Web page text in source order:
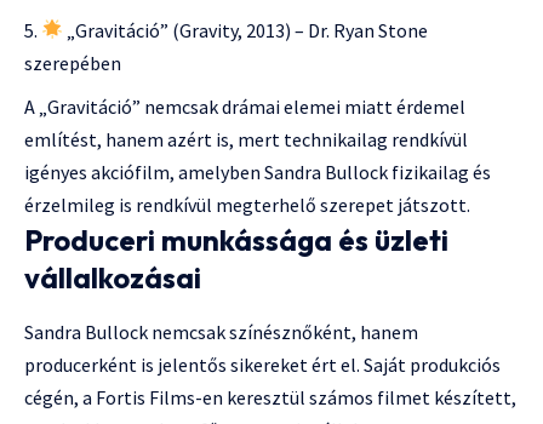
„Gravitáció” (Gravity, 2013) – Dr. Ryan Stone
szerepében
A „Gravitáció” nemcsak drámai elemei miatt érdemel
említést, hanem azért is, mert technikailag rendkívül
igényes akciófilm, amelyben Sandra Bullock fizikailag és
érzelmileg is rendkívül megterhelő szerepet játszott.
Produceri munkássága és üzleti
vállalkozásai
Sandra Bullock nemcsak színésznőként, hanem
producerként is jelentős sikereket ért el. Saját produkciós
cégén, a Fortis Films-en keresztül számos filmet készített,